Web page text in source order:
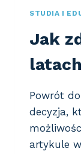
STUDIA I
Jak
Powrót
decyzja,
artykule